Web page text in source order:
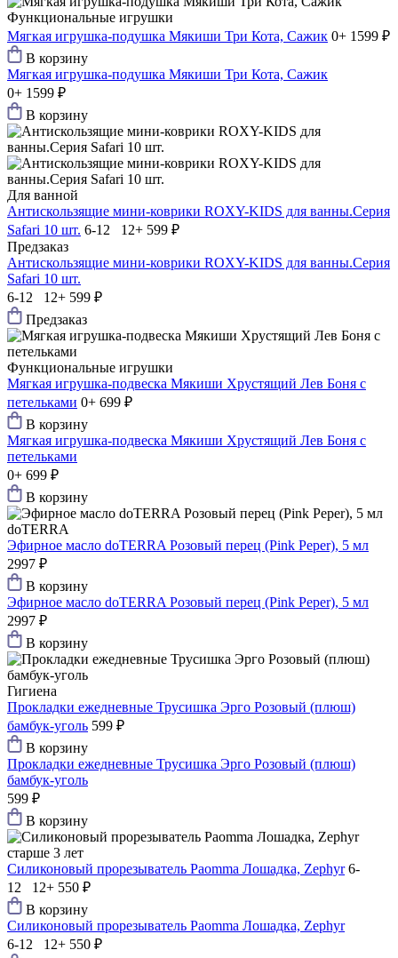
Функциональные игрушки
Мягкая игрушка-подушка Мякиши Три Кота, Сажик 0+ 1599 ₽
В корзину
Мягкая игрушка-подушка Мякиши Три Кота, Сажик
0+ 1599 ₽
В корзину
Для ванной
Антискользящие мини-коврики ROXY-KIDS для ванны.Серия
Safari 10 шт. 6-12 12+ 599 ₽
Предзаказ
Антискользящие мини-коврики ROXY-KIDS для ванны.Серия
Safari 10 шт.
6-12 12+ 599 ₽
Предзаказ
Функциональные игрушки
Мягкая игрушка-подвеска Мякиши Хрустящий Лев Боня с
петельками 0+ 699 ₽
В корзину
Мягкая игрушка-подвеска Мякиши Хрустящий Лев Боня с
петельками
0+ 699 ₽
В корзину
doTERRA
Эфирное масло doTERRA Розовый перец (Pink Peper), 5 мл
2997 ₽
В корзину
Эфирное масло doTERRA Розовый перец (Pink Peper), 5 мл
2997 ₽
В корзину
Гигиена
Прокладки ежедневные Трусишка Эрго Розовый (плюш)
бамбук-уголь 599 ₽
В корзину
Прокладки ежедневные Трусишка Эрго Розовый (плюш)
бамбук-уголь
599 ₽
В корзину
старше 3 лет
Силиконовый прорезыватель Paomma Лошадка, Zephyr 6-
12 12+ 550 ₽
В корзину
Силиконовый прорезыватель Paomma Лошадка, Zephyr
6-12 12+ 550 ₽